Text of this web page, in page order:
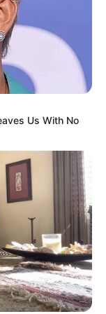
Us With No